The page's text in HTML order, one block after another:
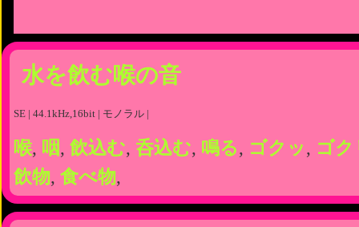
水を飲む喉の音
SE | 44.1kHz,16bit | モノラル |
喉, 咽, 飲込む, 呑込む, 鳴る, ゴクッ , ゴ
飲物, 食べ物,